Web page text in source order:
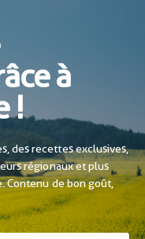
à
!
des recettes exclusives,
régionaux et plus
Contenu de bon goût,